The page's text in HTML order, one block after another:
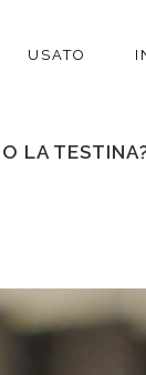
USATO
LA